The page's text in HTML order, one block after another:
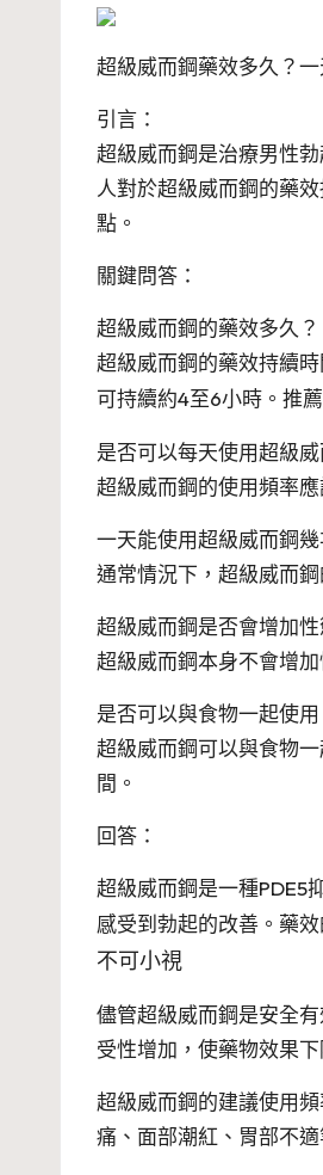
超級威而鋼藥效多久？
引言：
超級威而鋼是治療男性
人對於超級威而鋼的藥
點。
關鍵問答：
超級威而鋼的藥效多久？
超級威而鋼的藥效持續
可持續約4至6小時。推薦
是否可以每天使用超級威
超級威而鋼的使用頻率
一天能使用超級威而鋼幾
通常情況下，超級威而
超級威而鋼是否會增加性
超級威而鋼本身不會增
是否可以與食物一起使用
超級威而鋼可以與食物
間。
回答：
超級威而鋼是一種PDE5
感受到勃起的改善。藥
不可小視
儘管超級威而鋼是安全
受性增加，使藥物效果
超級威而鋼的建議使用
痛、面部潮紅、胃部不